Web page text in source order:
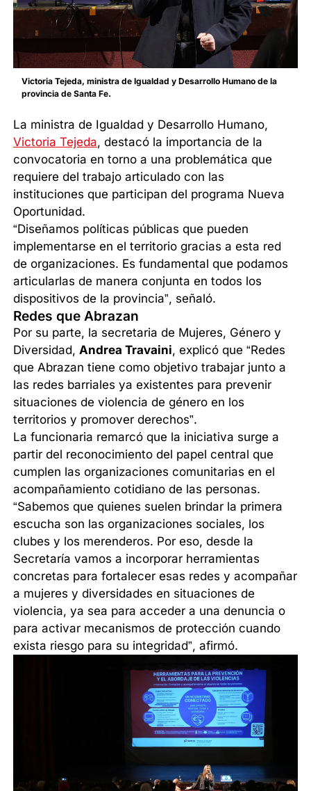
Victoria Tejeda, ministra de Igualdad y Desarrollo Humano de la
provincia de Santa Fe.
La ministra de Igualdad y Desarrollo Humano,
Victoria Tejeda, destacó la importancia de la
convocatoria en torno a una problemática que
requiere del trabajo articulado con las
instituciones que participan del programa Nueva
Oportunidad.
“Diseñamos políticas públicas que pueden
implementarse en el territorio gracias a esta red
de organizaciones. Es fundamental que podamos
articularlas de manera conjunta en todos los
dispositivos de la provincia”, señaló.
Redes que Abrazan
Por su parte, la secretaria de Mujeres, Género y
Diversidad,Andrea Travaini, explicó que “Redes
que Abrazan tiene como objetivo trabajar junto a
las redes barriales ya existentes para prevenir
situaciones de violencia de género en los
territorios y promover derechos”.
La funcionaria remarcó que la iniciativa surge a
partir del reconocimiento del papel central que
cumplen las organizaciones comunitarias en el
acompañamiento cotidiano de las personas.
“Sabemos que quienes suelen brindar la primera
escucha son las organizaciones sociales, los
clubes y los merenderos. Por eso, desde la
Secretaría vamos a incorporar herramientas
concretas para fortalecer esas redes y acompañar
a mujeres y diversidades en situaciones de
violencia, ya sea para acceder a una denuncia o
para activar mecanismos de protección cuando
exista riesgo para su integridad”, afirmó.